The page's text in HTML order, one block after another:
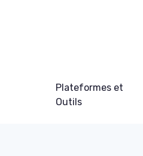
Plateformes et
Outils